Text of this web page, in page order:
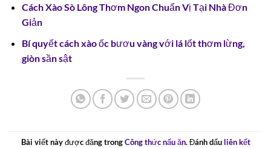
Cách Xào Sò Lông Thơm Ngon Chuẩn Vị Tại Nhà Đơn
Giản
Bí quyết cách xào ốc bươu vàng với lá lốt thơm lừng,
giòn sần sật
Bài viết này được đăng trongCông thức nấu ăn. Đánh dấu liên kết